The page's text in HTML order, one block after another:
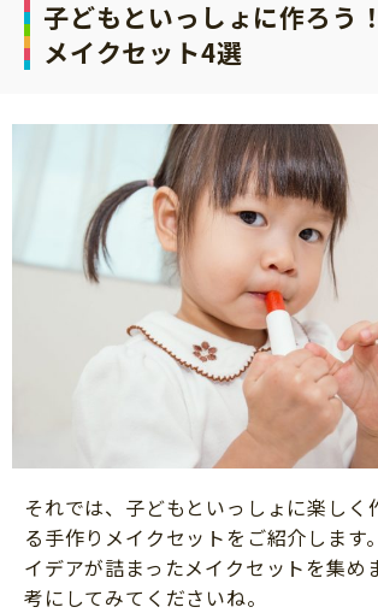
子どもといっしょに作ろう
メイクセット4選
それでは、子どもといっしょに楽しく
る手作りメイクセットをご紹介します
イデアが詰まったメイクセットを集め
考にしてみてくださいね。